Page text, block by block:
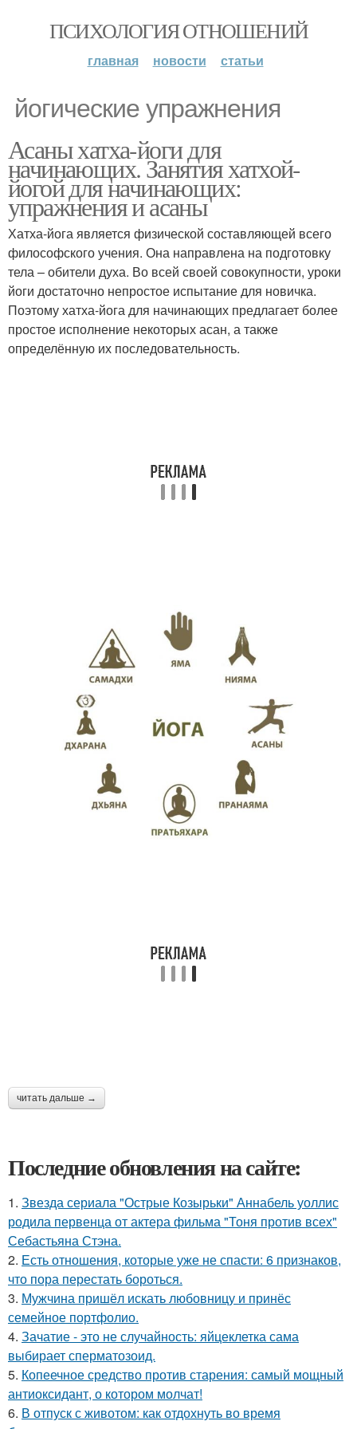
ПСИХОЛОГИЯ ОТНОШЕНИЙ
главная новости статьи
йогические упражнения
Асаны хатха-йоги для
начинающих. Занятия хатхой-
йогой для начинающих:
упражнения и асаны
Хатха-йога является физической составляющей всего
философского учения. Она направлена на подготовку
тела – обители духа. Во всей своей совокупности, уроки
йоги достаточно непростое испытание для новичка.
Поэтому хатха-йога для начинающих предлагает более
простое исполнение некоторых асан, а также
определённую их последовательность.
читать дальше →
Последние обновления на сайте:
1. Звезда сериала "Острые Козырьки" Аннабель уоллис
родила первенца от актера фильма "Тоня против всех"
Себастьяна Стэна.
2. Есть отношения, которые уже не спасти: 6 признаков,
что пора перестать бороться.
3. Мужчина пришёл искать любовницу и принёс
семейное портфолио.
4. Зачатие - это не случайность: яйцеклетка сама
выбирает сперматозоид.
5. Копеечное средство против старения: самый мощный
антиоксидант, о котором молчат!
6. В отпуск с животом: как отдохнуть во время